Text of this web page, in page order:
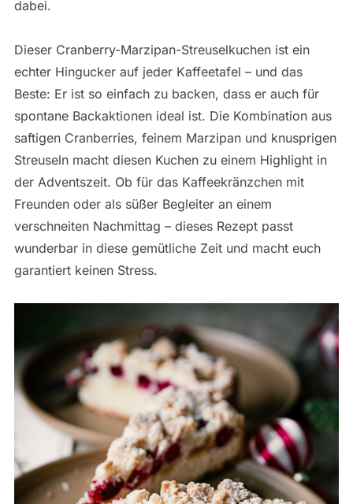
dabei.
Dieser Cranberry-Marzipan-Streuselkuchen ist ein
echter Hingucker auf jeder Kaffeetafel – und das
Beste: Er ist so einfach zu backen, dass er auch für
spontane Backaktionen ideal ist. Die Kombination aus
saftigen Cranberries, feinem Marzipan und knusprigen
Streuseln macht diesen Kuchen zu einem Highlight in
der Adventszeit. Ob für das Kaffeekränzchen mit
Freunden oder als süßer Begleiter an einem
verschneiten Nachmittag – dieses Rezept passt
wunderbar in diese gemütliche Zeit und macht euch
garantiert keinen Stress.